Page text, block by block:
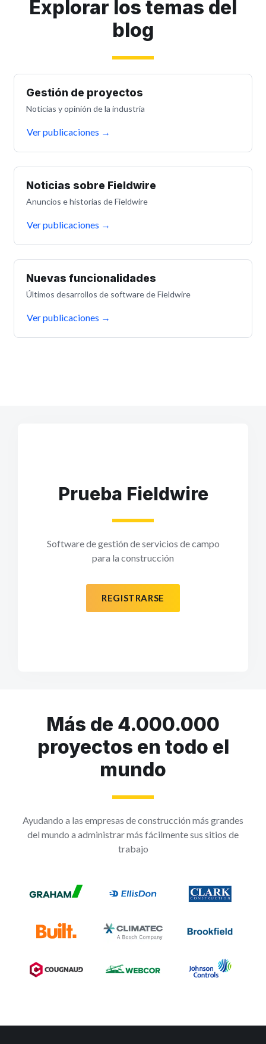
Explorar los temas del
blog
Gestión de proyectos
Noticias y opinión de la industria
Ver publicaciones →
Noticias sobre Fieldwire
Anuncios e historias de Fieldwire
Ver publicaciones →
Nuevas funcionalidades
Últimos desarrollos de software de Fieldwire
Ver publicaciones →
Prueba Fieldwire
Software de gestión de servicios de campo
para la construcción
REGISTRARSE
Más de 4.000.000
proyectos en todo el
mundo
Ayudando a las empresas de construcción más grandes
del mundo a administrar más fácilmente sus sitios de
trabajo